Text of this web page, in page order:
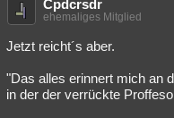
Cpdcrsdr
ehemaliges Mitglied
Jetzt reicht´s aber.
"Das alles erinnert mich an
in der der verrückte